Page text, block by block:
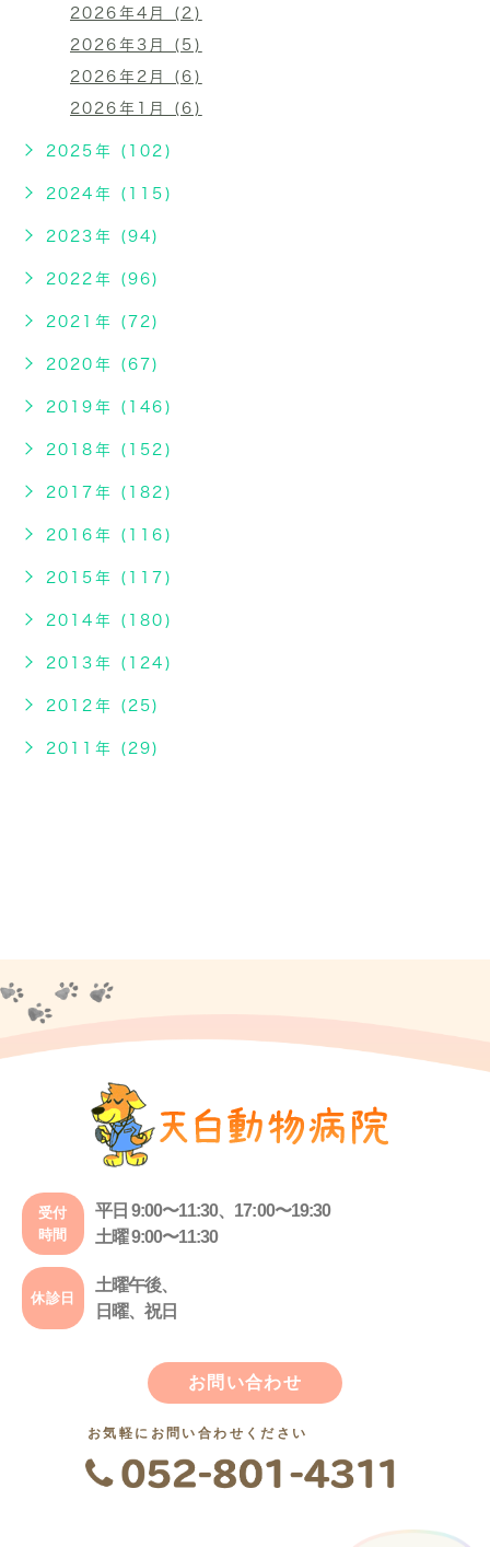
2026年4月 (2)
2026年3月 (5)
2026年2月 (6)
2026年1月 (6)
2025年 (102)
2024年 (115)
2023年 (94)
2022年 (96)
2021年 (72)
2020年 (67)
2019年 (146)
2018年 (152)
2017年 (182)
2016年 (116)
2015年 (117)
2014年 (180)
2013年 (124)
2012年 (25)
2011年 (29)
受付
時間
平日 9:00〜11:30、17:00〜19:30
土曜 9:00〜11:30
休診日
土曜午後、
日曜、祝日
お問い合わせ
お気軽にお問い合わせください